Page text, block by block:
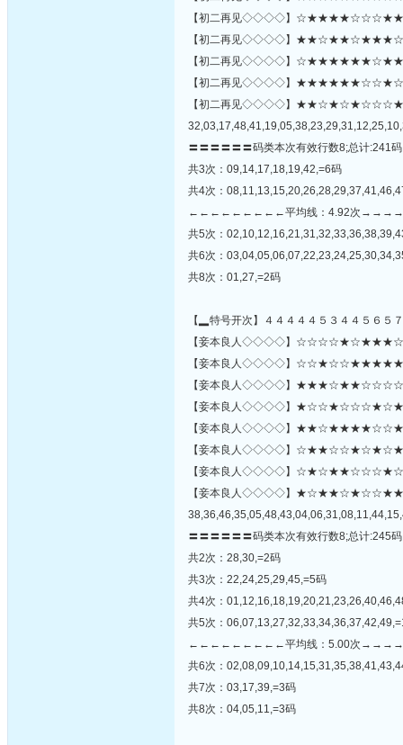
【初二再见◇◇◇◇】
【初二再见◇◇◇◇】
【初二再见◇◇◇◇】
【初二再见◇◇◇◇】
【初二再见◇◇◇◇】
〓〓〓〓〓〓码类本次有效行数8;总计:241
共3次：09,14,17,18,19,42,=6码
共4次：
←←←←←←←←←平均线：4.92次
共5次：
共6次：
共8次：01,27,=2码
【▂特号开次】４４４４４５３４４５６５
【妾本良人◇◇◇◇】
【妾本良人◇◇◇◇】
【妾本良人◇◇◇◇】
【妾本良人◇◇◇◇】
【妾本良人◇◇◇◇】
【妾本良人◇◇◇◇】
【妾本良人◇◇◇◇】
【妾本良人◇◇◇◇】
〓〓〓〓〓〓码类本次有效行数8;总计:245
共2次：28,30,=2码
共3次：22,24,25,29,45,=5码
共4次：
共5次：
←←←←←←←←←平均线：5.00次
共6次：
共7次：03,17,39,=3码
共8次：04,05,11,=3码